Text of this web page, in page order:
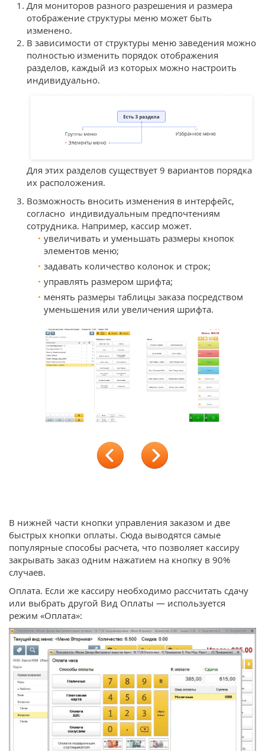
Для мониторов разного разрешения и размера
отображение структуры меню может быть
изменено.
В зависимости от структуры меню заведения можно
полностью изменить порядок отображения
разделов, каждый из которых можно настроить
индивидуально.
Для этих разделов существует 9 вариантов порядка
их расположения.
Возможность вносить изменения в интерфейс,
согласно индивидуальным предпочтениям
сотрудника. Например, кассир может.
увеличивать и уменьшать размеры кнопок
элементов меню;
задавать количество колонок и строк;
управлять размером шрифта;
менять размеры таблицы заказа посредством
уменьшения или увеличения шрифта.
revi
ext
В нижней части кнопки управления заказом и две
быстрых кнопки оплаты. Сюда выводятся самые
популярные способы расчета, что позволяет кассиру
закрывать заказ одним нажатием на кнопку в 90%
случаев.
Оплата. Если же кассиру необходимо рассчитать сдачу
или выбрать другой Вид Оплаты — используется
режим «Оплата»: